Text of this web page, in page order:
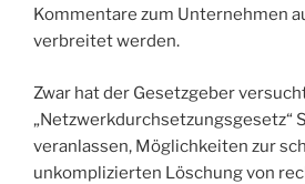
Kommentare zum Unternehmen
verbreitet werden.
Zwar hat der Gesetzgeber
„Netzwerkdurchsetzungsgesetz“
veranlassen, Möglichkeiten zur
unkomplizierten Löschung von